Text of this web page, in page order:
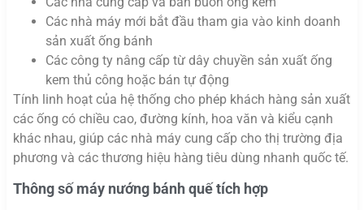
Các nhà máy mới bắt đầu tham gia vào kinh doanh
sản xuất ống bánh
Các công ty nâng cấp từ dây chuyền sản xuất ống
kem thủ công hoặc bán tự động
Tính linh hoạt của hệ thống cho phép khách hàng sản xuất
các ống có chiều cao, đường kính, hoa văn và kiểu cạnh
khác nhau, giúp các nhà máy cung cấp cho thị trường địa
phương và các thương hiệu hàng tiêu dùng nhanh quốc tế.
Thông số máy nướng bánh quế tích hợp